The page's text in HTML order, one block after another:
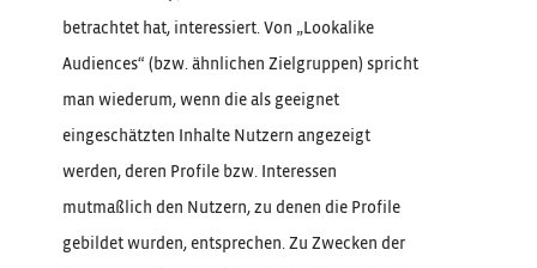
betrachtet hat, interessiert. Von „Lookalike
Audiences“ (bzw. ähnlichen Zielgruppen) spricht
man wiederum, wenn die als geeignet
eingeschätzten Inhalte Nutzern angezeigt
werden, deren Profile bzw. Interessen
mutmaßlich den Nutzern, zu denen die Profile
gebildet wurden, entsprechen. Zu Zwecken der